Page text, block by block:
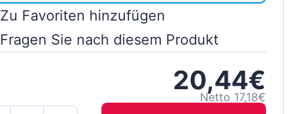
Zu Favoriten hinzufügen
Fragen Sie nach diesem Produkt
20,44€
Netto 17,18€